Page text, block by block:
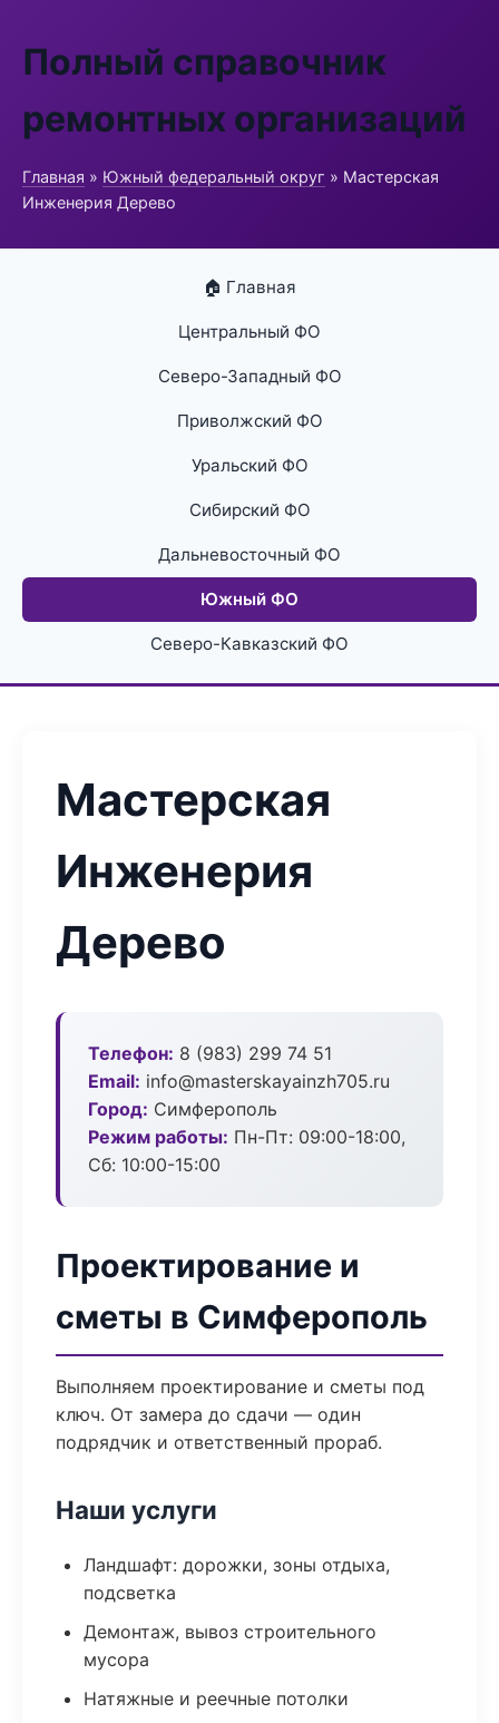
Полный справочник
ремонтных организаций
Главная » Южный федеральный округ » Мастерская
Инженерия Дерево
🏠 Главная
Центральный ФО
Северо-Западный ФО
Приволжский ФО
Уральский ФО
Сибирский ФО
Дальневосточный ФО
Южный ФО
Северо-Кавказский ФО
Мастерская
Инженерия
Дерево
Телефон: 8 (983) 299 74 51
Email: info@masterskayainzh705.ru
Город: Симферополь
Режим работы: Пн-Пт: 09:00-18:00,
Сб: 10:00-15:00
Проектирование и
сметы в Симферополь
Выполняем проектирование и сметы под
ключ. От замера до сдачи — один
подрядчик и ответственный прораб.
Наши услуги
Ландшафт: дорожки, зоны отдыха,
подсветка
Демонтаж, вывоз строительного
мусора
Натяжные и реечные потолки